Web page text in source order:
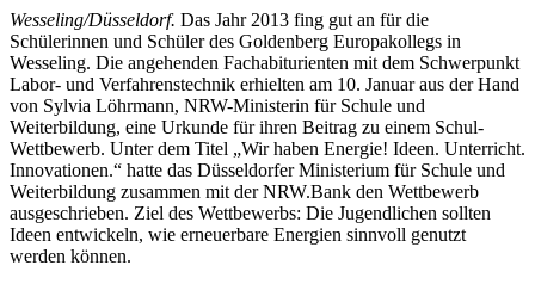
Wesseling/Düsseldorf. Das Jahr 2013 fing gut an für die
Schülerinnen und Schüler des Goldenberg Europakollegs in
Wesseling. Die angehenden Fachabiturienten mit dem Schwerpunkt
Labor- und Verfahrenstechnik erhielten am 10. Januar aus der Hand
von Sylvia Löhrmann, NRW-Ministerin für Schule und
Weiterbildung, eine Urkunde für ihren Beitrag zu einem Schul-
Wettbewerb. Unter dem Titel „Wir haben Energie! Ideen. Unterricht.
Innovationen.“ hatte das Düsseldorfer Ministerium für Schule und
Weiterbildung zusammen mit der NRW.Bank den Wettbewerb
ausgeschrieben. Ziel des Wettbewerbs: Die Jugendlichen sollten
Ideen entwickeln, wie erneuerbare Energien sinnvoll genutzt
werden können.